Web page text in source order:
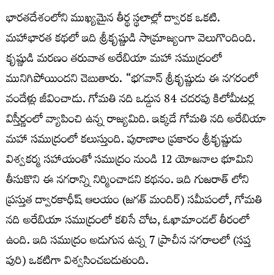
భారతదేశంలోని ముఖ్యమైన తీర్థ స్థలాల్లో ద్వారక ఒకటి.
మహాభారత కథలో ఇది శ్రీకృష్ణుడి సామ్రాజ్యంగా వెలుగొందింది.
కృష్ణుడి మరణం తరువాత అరేబియా మహా సముద్రంలో
మునిగిపోయిందని చెబుతారు. “భగవాన్ శ్రీకృష్ణుడు ఈ నగరంలో
వందేళ్లు జీవించాడు. గోమతి నది ఒడ్డున 84 చదరపు కిలోమీటర్ల
విస్తీర్ణంలో వ్యాపించి ఉన్న రాజ్యమిది. ఇక్కడే గోమతి నది అరేబియా
మహా సముద్రంలో కలుస్తుంది. పురాణాల ప్రకారం శ్రీకృష్ణుడు
విశ్వకర్మ సహాయంతో సముద్రం నుండి 12 యోజనాల భూమిని
తీసుకొని ఈ నగరాన్ని నిర్మించాడని కథనం. ఇది గుజరాత్ లోని
ప్రస్తుత ద్వారకాధీష్ ఆలయం (జగత్ మందిర్) సమీపంలో, గోమతి
నది అరేబియా సముద్రంలో కలిసే చోట, ఓఖామాండల్ తీరంలో
ఉంది. ఇది సముద్రం అడుగున ఉన్న 7 ప్రాచీన నగరాలలో (సప్త
పురి) ఒకటిగా విశ్వసించబడుతుంది.